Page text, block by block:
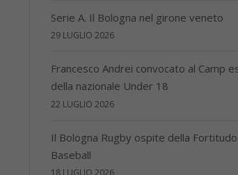
Serie A. Il Bologna nel girone veneto
29 LUGLIO 2026
Francesco Andrei convocato al Camp
della nazionale Under 18
22 LUGLIO 2026
Il Bologna Rugby ospite della Fortitudo
Baseball
18 LUGLIO 2026